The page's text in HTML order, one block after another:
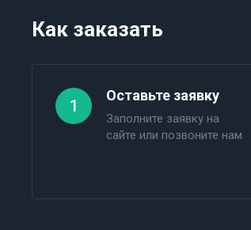
Как заказать
1
Оставьте заявку
Заполните заявку на
сайте или позвоните нам